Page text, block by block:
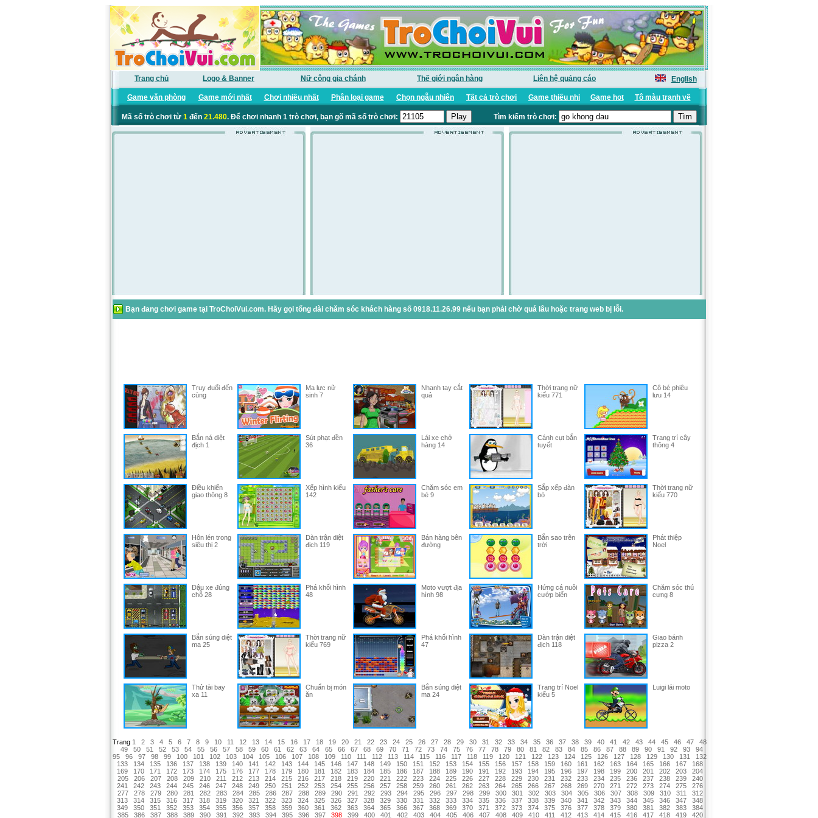
Trang chủ Logo & Banner Nữ công gia chánh Thế giới ngân hàng Liên hệ quảng cáo English
Game văn phòng Game mới nhất Chơi nhiều nhất Phân loại game Chọn ngẫu nhiên Tất cả trò chơi Game thiếu nhi Game hot Tô màu tranh vẽ
Mã số trò chơi từ 1đến 21.480. Để chơi nhanh 1 trò chơi, bạn gõ mã số trò chơi: Tìm kiếm trò chơi:
Bạn đang chơi game tại TroChoiVui.com. Hãy gọi tổng đài chăm sóc khách hàng số 0918.11.26.99 nếu bạn phải chờ quá lâu hoặc trang web bị lỗi.
Truy đuổi đến
cùng
Ma lực nữ
sinh 7
Nhanh tay cắt
quả
Thời trang nữ
kiểu 771
Cô bé phiêu
lưu 14
Bắn ná diệt
địch 1
Sút phạt đền
36
Lái xe chở
hàng 14
Cánh cụt bắn
tuyết
Trang trí cây
thông 4
Điều khiển
giao thông 8
Xếp hình kiểu
142
Chăm sóc em
bé 9
Sắp xếp đàn
bò
Thời trang nữ
kiểu 770
Hôn lén trong
siêu thị 2
Dàn trận diệt
địch 119
Bán hàng bên
đường
Bắn sao trên
trời
Phát thiệp
Noel
Đậu xe đúng
chỗ 28
Phá khối hình
48
Moto vượt địa
hình 98
Hứng cá nuôi
cướp biển
Chăm sóc thú
cưng 8
Bắn súng diệt
ma 25
Thời trang nữ
kiểu 769
Phá khối hình
47
Dàn trận diệt
địch 118
Giao bánh
pizza 2
Thử tài bay
xa 11
Chuẩn bị món
ăn
Bắn súng diệt
ma 24
Trang trí Noel
kiểu 5
Luigi lái moto
Trang 1 2 3 4 5 6 7 8 9 10 11 12 13 14 15 16 17 18 19 20 21 22 23 24 25 26 27 28 29 30 31 32 33 34 35 36 37 38 39 40 41 42 43 44 45 46 47
48
49
50 51 52 53 54 55 56 57 58 59 60 61 62 63 64 65 66 67 68 69 70 71 72 73 74 75 76 77 78 79 80 81 82 83 84 85 86 87 88 89 90 91 92 93
94
95
96 97 98 99 100 101 102 103 104 105 106 107 108 109 110 111 112 113 114 115 116 117 118 119 120 121 122 123 124 125 126 127 128 129 130 131
132
133
134 135 136 137 138 139 140 141 142 143 144 145 146 147 148 149 150 151 152 153 154 155 156 157 158 159 160 161 162 163 164 165 166 167
168
169
170 171 172 173 174 175 176 177 178 179 180 181 182 183 184 185 186 187 188 189 190 191 192 193 194 195 196 197 198 199 200 201 202 203
204
205
206 207 208 209 210 211 212 213 214 215 216 217 218 219 220 221 222 223 224 225 226 227 228 229 230 231 232 233 234 235 236 237 238 239
240
241
242 243 244 245 246 247 248 249 250 251 252 253 254 255 256 257 258 259 260 261 262 263 264 265 266 267 268 269 270 271 272 273 274 275
276
277
278 279 280 281 282 283 284 285 286 287 288 289 290 291 292 293 294 295 296 297 298 299 300 301 302 303 304 305 306 307 308 309 310 311
312
313
314 315 316 317 318 319 320 321 322 323 324 325 326 327 328 329 330 331 332 333 334 335 336 337 338 339 340 341 342 343 344 345 346 347
348
349
350 351 352 353 354 355 356 357 358 359 360 361 362 363 364 365 366 367 368 369 370 371 372 373 374 375 376 377 378 379 380 381 382 383
384
385
386 387 388 389 390 391 392 393 394 395 396 397 398 399 400 401 402 403 404 405 406 407 408 409 410 411 412 413 414 415 416 417 418 419 420